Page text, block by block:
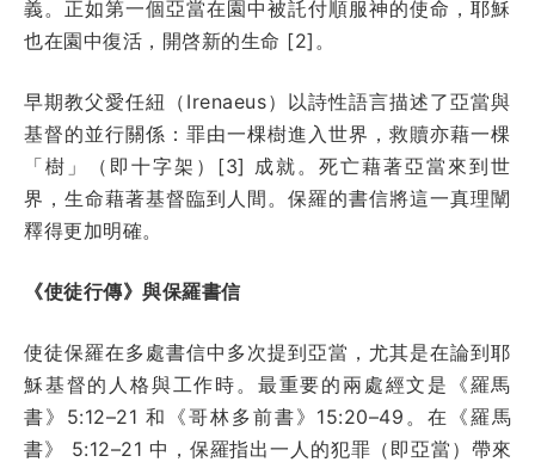
義。正如第一個亞當在園中被託付順服神的使命，耶穌
也在園中復活，開啓新的生命 [2]。
早期教父愛任紐（Irenaeus）以詩性語言描述了亞當與
基督的並行關係：罪由一棵樹進入世界，救贖亦藉一棵
「樹」（即十字架）[3] 成就。死亡藉著亞當來到世
界，生命藉著基督臨到人間。保羅的書信將這一真理闡
釋得更加明確。
《使徒行傳》與保羅書信
使徒保羅在多處書信中多次提到亞當，尤其是在論到耶
穌基督的人格與工作時。最重要的兩處經文是《羅馬
書》5:12–21 和《哥林多前書》15:20–49。在《羅馬
書》 5:12–21 中，保羅指出一人的犯罪（即亞當）帶來